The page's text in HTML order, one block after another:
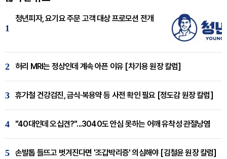
1
청년피자, 요기요 주문 고객 대상 프로모션 전개
2 허리 MRI는 정상인데 계속 아픈 이유 [차기용 원장 칼럼]
3 휴가철 건강검진, 금식·복용약 등 사전 확인 필요 [정도감 원장 칼럼]
4 "40대인데 오십견?"...3040도 안심 못하는 어깨 유착성 관절낭염
5 손발톱 들뜨고 벗겨진다면 '조갑박리증' 의심해야 [김철윤 원장 칼럼]